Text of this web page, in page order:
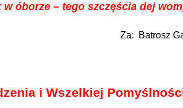
óborze – tego szczęścia dej
Za: Batrosz
i Wszelkiej